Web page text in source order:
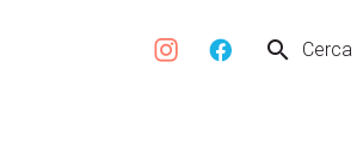
search Cerca